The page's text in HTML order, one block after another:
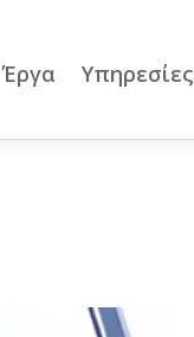
Έργα Υπηρεσίες